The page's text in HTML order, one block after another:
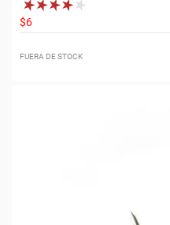
$6
FUERA DE STOCK